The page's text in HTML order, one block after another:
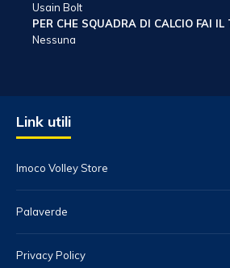
Usain Bolt
PER CHE SQUADRA DI CALCIO FAI IL
Nessuna
Link utili
Imoco Volley Store
Palaverde
Privacy Policy